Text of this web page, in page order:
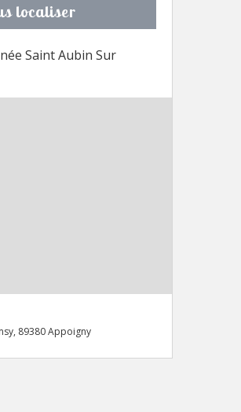
localiser
Saint Aubin Sur
89380 Appoigny